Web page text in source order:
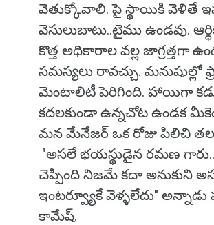
వెతుక్కోవాలి. పై స్థాయికి వెళితే
వెసులుబాటు..టైము ఉండవు.
కొత్త అధికారాల వల్ల జాగ్రత్తగా
సమస్యలు రావచ్చు. మనుషుల్లో
మెంటాలిటీ పెరిగింది. హాయిగా
కదలకుండా ఉన్నచోట ఉండక
మన మేనేజర్ ఒక రోజు పిలిచి
"అసలే భయస్థుడైన రమణ
చెప్పింది నిజమే కదా అనుకుని
ఇంటర్వ్యూకే వెళ్ళలేదు" అన్నాడు
కామేష్.